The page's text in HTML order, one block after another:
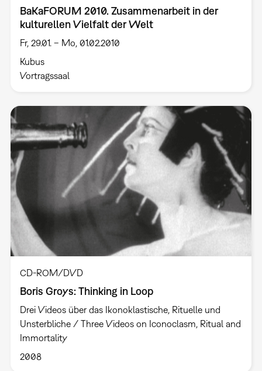
BaKaFORUM 2010. Zusammenarbeit in der
kulturellen Vielfalt der Welt
Fr, 29.01. – Mo, 01.02.2010
Kubus
Vortragssaal
CD-ROM/DVD
Boris Groys: Thinking in Loop
Drei Videos über das Ikonoklastische, Rituelle und
Unsterbliche / Three Videos on Iconoclasm, Ritual and
Immortality
2008